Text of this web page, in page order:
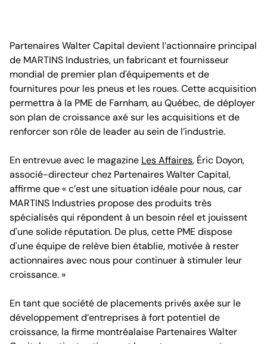
Partenaires Walter Capital devient l’actionnaire principal
de MARTINS Industries, un fabricant et fournisseur
mondial de premier plan d'équipements et de
fournitures pour les pneus et les roues. Cette acquisition
permettra à la PME de Farnham, au Québec, de déployer
son plan de croissance axé sur les acquisitions et de
renforcer son rôle de leader au sein de l’industrie.
En entrevue avec le magazine Les Affaires, Éric Doyon,
associé-directeur chez Partenaires Walter Capital,
affirme que « c’est une situation idéale pour nous, car
MARTINS Industries propose des produits très
spécialisés qui répondent à un besoin réel et jouissent
d'une solide réputation. De plus, cette PME dispose
d'une équipe de relève bien établie, motivée à rester
actionnaires avec nous pour continuer à stimuler leur
croissance. »
En tant que société de placements privés axée sur le
développement d’entreprises à fort potentiel de
croissance, la firme montréalaise Partenaires Walter